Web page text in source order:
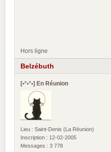
Hors ligne
Belzébuth
[•°•°•] En Réunion
Lieu : Saint-Denis (La Réunion)
Inscription : 12-02-2005
Messages : 3 778